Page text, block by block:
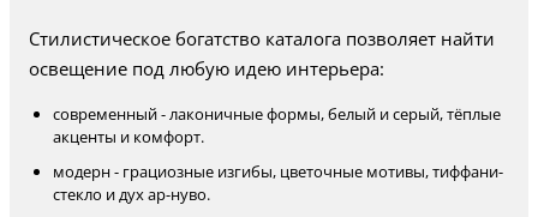
Стилистическое богатство каталога позволяет найти
освещение под любую идею интерьера:
современный - лаконичные формы, белый и серый, тёплые
акценты и комфорт.
модерн - грациозные изгибы, цветочные мотивы, тиффани-
стекло и дух ар-нуво.